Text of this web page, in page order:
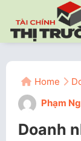
Home
Phạm
Doanh